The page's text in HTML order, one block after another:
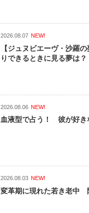
2026.08.07 NEW!
【ジュヌビエーヴ・沙羅
りできるときに見る夢は？
2026.08.06 NEW!
血液型で占う！ 彼が好き
2026.08.03 NEW!
変革期に現れた若き老中